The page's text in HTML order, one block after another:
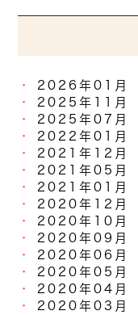
2026年01月
2025年11月
2025年07月
2022年01月
2021年12月
2021年05月
2021年01月
2020年12月
2020年10月
2020年09月
2020年06月
2020年05月
2020年04月
2020年03月